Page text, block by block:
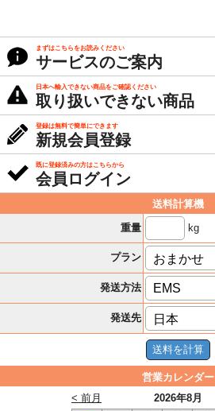
まずはこちらをお読みください
サービスのご案内
日本へ輸入できない商品をご確認ください
取り扱いできない商品
登録は無料で簡単にできます
新規会員登録
既に登録済みの方はこちらから
会員ログイン
送料計算機
重量
kg
プラン
発送方法
発送先
営業カレンダー
2026年8月
< 前月